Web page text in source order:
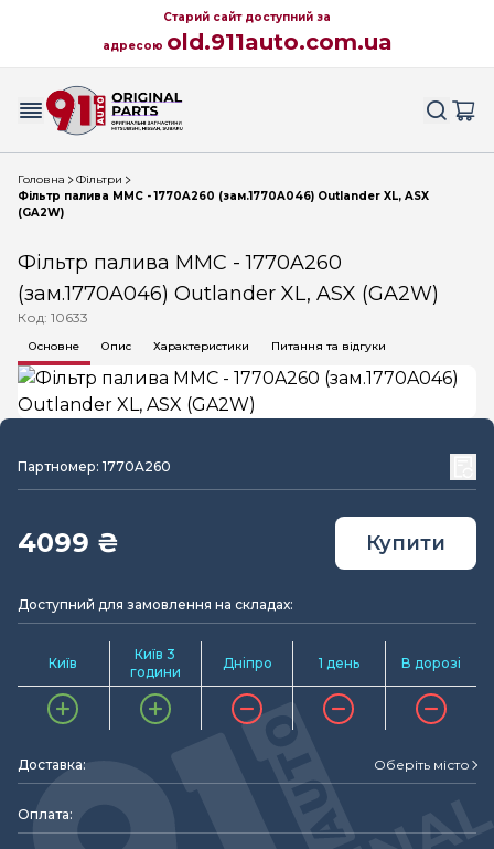
Старий сайт доступний за
адресою old.911auto.com.ua
Головна
Фільтри
Фільтр палива MMC - 1770A260 (зам.1770A046) Outlander XL, ASX
(GA2W)
Фільтр палива MMC - 1770A260
(зам.1770A046) Outlander XL, ASX (GA2W)
Код: 10633
Основне Опис Характеристики Питання та відгуки
Партномер: 1770A260
4099 ₴ Купити
Доступний для замовлення на складах:
Київ
Київ 3
години
Дніпро 1 день В дорозі
Доставка: Оберіть місто
Оплата: